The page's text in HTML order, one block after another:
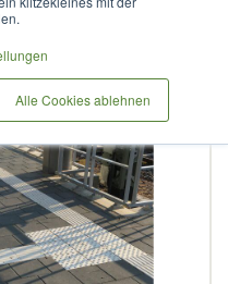
Alle Cookies ablehnen